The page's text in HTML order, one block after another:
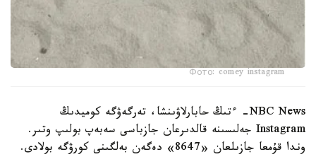
Фото: comey instagram
NBC News- ءتىڭ حابارلاۋىنشا، تەرگەۋگە كوميدىڭ
Instagram جەلىسىنە قالدىرعان جازباسى سەبەپ بولىپ وتىر.
وندا قۇمعا جازىلعان «8647» دەگەن بەلگىنى كورۋگە بولادى.